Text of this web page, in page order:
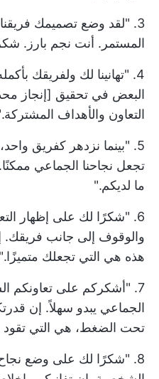
3. "لقد وضع تصميمك
المستمر. أنت نجم بارز.
4. "تهانينا لك ولفريقك
البعض في تحقيق [إنجاز
التعاون والأهداف
5. "بينما نزدهر كفريق
تجعل نجاحنا الجماعي
ما لديكم."
6. "شكرًا لك على إظهار
والوقوف إلى جانب فريقك.
هذه هي التي تجعلك متميزًا."
7. "أشكركم على تعاونكم
الجماعي يبدو سهلاً. إن
تحت الضغط، هي التي تقود
8. "شكرًا لك على وضع